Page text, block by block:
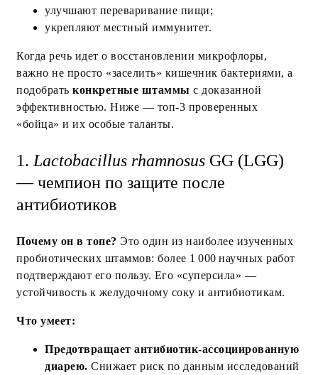
улучшают переваривание пищи;
укрепляют местный иммунитет.
Когда речь идет о восстановлении микрофлоры,
важно не просто «заселить» кишечник бактериями, а
подобрать конкретные штаммы с доказанной
эффективностью. Ниже — топ‑3 проверенных
«бойца» и их особые таланты.
1. Lactobacillus rhamnosus GG (LGG)
— чемпион по защите после
антибиотиков
Почему он в топе? Это один из наиболее изученных
пробиотических штаммов: более 1 000 научных работ
подтверждают его пользу. Его «суперсила» —
устойчивость к желудочному соку и антибиотикам.
Что умеет:
Предотвращает антибиотик‑ассоциированную
диарею. Снижает риск по данным исследований